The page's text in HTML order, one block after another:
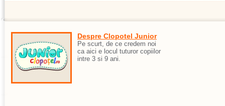
Despre Clopotel Junior
Pe scurt, de ce credem noi
ca aici e locul tuturor copiilor
intre 3 si 9 ani.